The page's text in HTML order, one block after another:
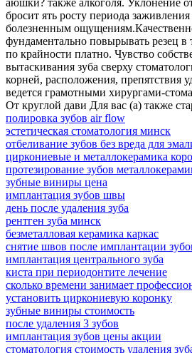
аюшки? также алкоголя. Уклонение
бросит ять росту периода
болезненным
фундаментально повырывать резец в
по крайности платно. Чувство
вытаскивания зуба сверху
корней, расположения, препятствия
ведется грамотными хирургами-
От круглой дави Для вас (а) также
полировка зубов air flow
эстетическая стоматология минск
отбеливание зубов без вреда для
циркониевые и металлокерамика
протезирование зубов
зубные виниры цена
имплантация зубов швы
день после удаления зуба
рентген зуба минск
безметалловая керамика каркас
снятие швов после имплантации
имплантация центрального зуба
киста при периодонтите лечение
сколько времени занимает
установить циркониевую коронку
зубные виниры стоимость
после удаления 3 зубов
имплантация зубов цены акции
стоматология стоимость удаления